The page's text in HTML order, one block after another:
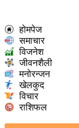
होमपेज
समाचार
विजनेश
जीवनशैली
मनोरन्जन
खेलकुद
विचार
राशिफल